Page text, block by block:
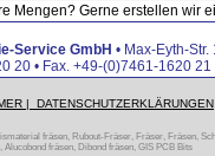
Mengen? Gerne erstellen wir
Service GmbH • Max-Eyth-
20 • Fax. +49-(0)7461-1620
| DATENSCHUTZERKLÄRUNGEN
fräsen, Rubout-Fräser, Fräser, Fräsen,
fräsen, Dibond fräsen, GIS PCB Bits